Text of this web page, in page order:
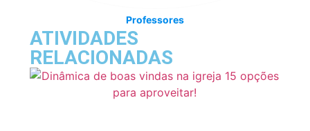
Professores
ATIVIDADES
RELACIONADAS